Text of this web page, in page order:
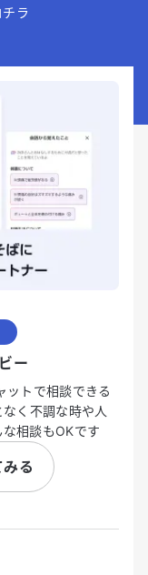
ラ
ー
ットで相談できる
く不調な時や人
相談もOKです
る